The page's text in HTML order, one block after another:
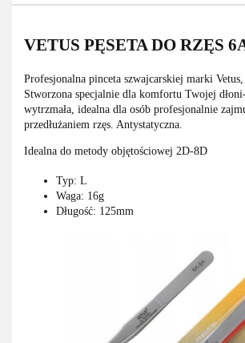
VETUS PĘSETA DO RZĘS
Profesjonalna pinceta szwajcarskiej marki
Stworzona specjalnie dla komfortu Twojej
wytrzmała, idealna dla osób profesjonalnie
przedłużaniem rzęs. Antystatyczna.
Idealna do metody objętościowej 2D-8D
Typ: L
Waga: 16g
Długość: 125mm